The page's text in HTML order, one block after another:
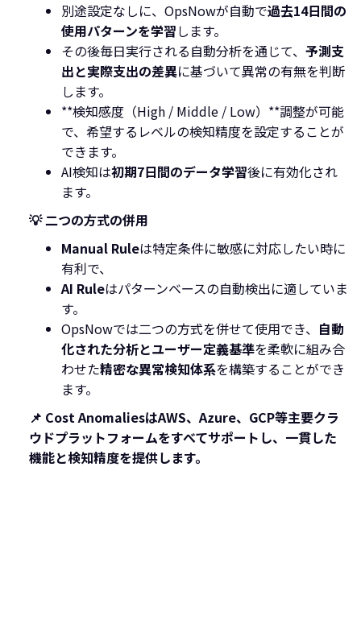
別途設定なしに、OpsNowが自動で過去14日間の
使用パターンを学習します。
その後毎日実行される自動分析を通じて、 予測支
出と実際支出の差異に基づいて異常の有無を判断
します。
**検知感度（High / Middle / Low）**調整が可能
で、希望するレベルの検知精度を設定することが
できます。
AI検知は初期7日間のデータ学習後に有効化され
ます。
💡 二つの方式の併用
Manual Ruleは特定条件に敏感に対応したい時に
有利で、
AI Ruleはパターンベースの自動検出に適していま
す。
OpsNowでは二つの方式を併せて使用でき、 自動
化された分析とユーザー定義基準を柔軟に組み合
わせた精密な異常検知体系を構築することができ
ます。
📌 Cost AnomaliesはAWS、Azure、GCP等主要クラ
ウドプラットフォームをすべてサポートし、一貫した
機能と検知精度を提供します。